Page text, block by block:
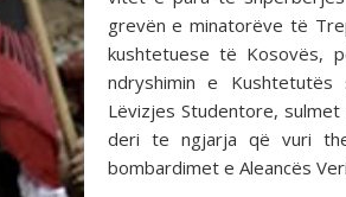
grevën e minatorëve të
kushtetuese të Kosovës,
ndryshimin e
Lëvizjes Studentore,
deri te ngjarja që vuri
bombardimet e Aleancës